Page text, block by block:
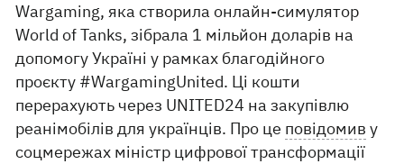
Wargaming, яка створила онлайн-симулятор
World of Tanks, зібрала 1 мільйон доларів на
допомогу Україні у рамках благодійного
проєкту #WargamingUnited. Ці кошти
перерахують через UNITED24 на закупівлю
реанімобілів для українців. Про це повідомив у
соцмережах міністр цифрової трансформації